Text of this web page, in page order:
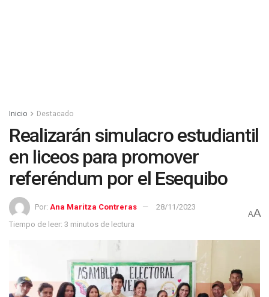
Inicio Destacado
Realizarán simulacro estudiantil
en liceos para promover
referéndum por el Esequibo
Por: Ana Maritza Contreras
28/11/2023
Tiempo de leer: 3 minutos de lectura
AA